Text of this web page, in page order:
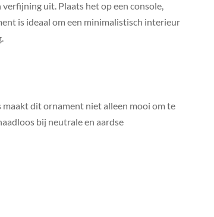
uit. Plaats het op een console,
is ideaal om een minimalistisch interieur
dit ornament niet alleen mooi om te
bij neutrale en aardse